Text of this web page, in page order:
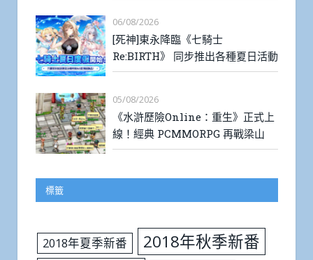
06/08/2026
[死神]東永降臨《七騎士
Re:BIRTH》 同步推出各種夏日活動
05/08/2026
《水滸歷險Online：重生》正式上
線！經典 PCMMORPG 再戰梁山
標籤
2018年夏季新番 2018年秋季新番